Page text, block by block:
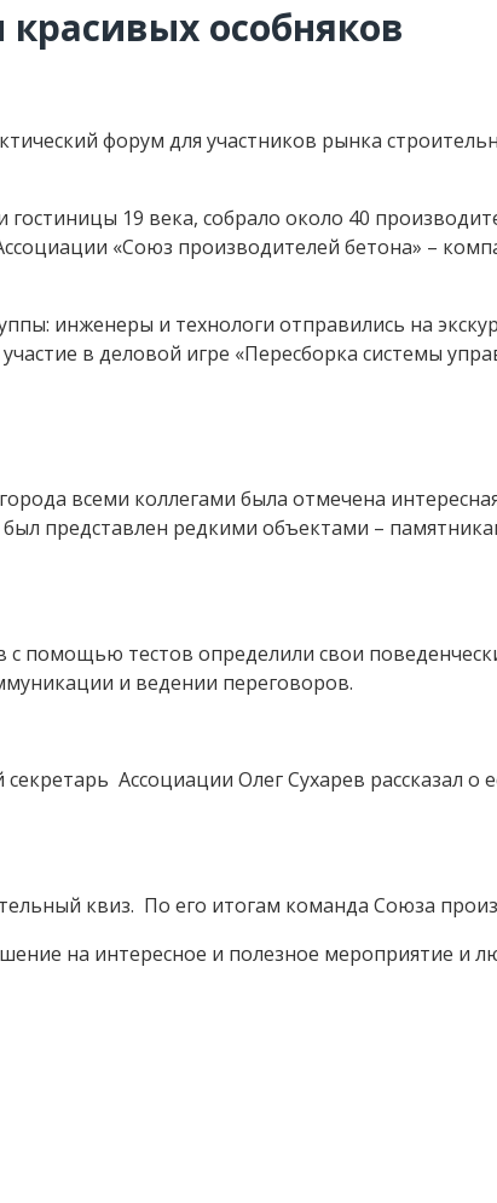
особняков
форум для участников рынка
19 века, собрало около 40
«Союз производителей бетона» –
инженеры и технологи отправились на
в деловой игре «Пересборка системы
всеми коллегами была отмечена
представлен редкими объектами –
с помощью тестов определили свои
и ведении переговоров.
Ассоциации Олег Сухарев рассказал о
квиз. По его итогам команда Союза
на интересное и полезное мероприятие и